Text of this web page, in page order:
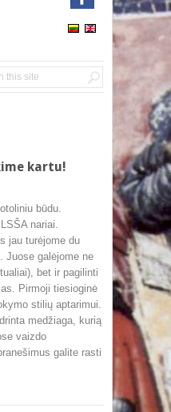
kartu!
būdu.
nariai.
jau turėjome du
Juose galėjome ne
bet ir pagilinti
Pirmoji tiesioginė
stilių aptarimui.
medžiaga, kurią
vaizdo
galite rasti